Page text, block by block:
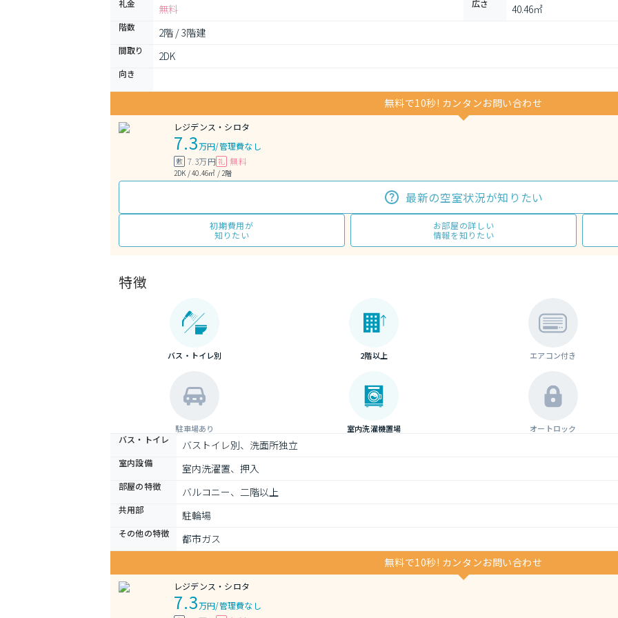
礼金 無料 広さ 40.46㎡
階数 2階 / 3階建
間取り 2DK
向き
無料で10秒! カンタンお問い合わせ
レジデンス・シロタ
7.3万円/管理費なし
敷 7.3万円 礼 無料
2DK / 40.46㎡ / 2階
最新の空室状況が知りたい
初期費用が
知りたい
お部屋の詳しい
情報を知りたい
特徴
バス・トイレ別 2階以上 エアコン付き
駐車場あり 室内洗濯機置場 オートロック
バス・トイレ バストイレ別、洗面所独立
室内設備 室内洗濯置、押入
部屋の特徴 バルコニー、二階以上
共用部 駐輪場
その他の特徴
都市ガス
無料で10秒! カンタンお問い合わせ
レジデンス・シロタ
7.3万円/管理費なし